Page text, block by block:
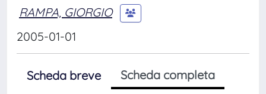
RAMPA, GIORGIO
2005-01-01
Scheda breve
Scheda completa